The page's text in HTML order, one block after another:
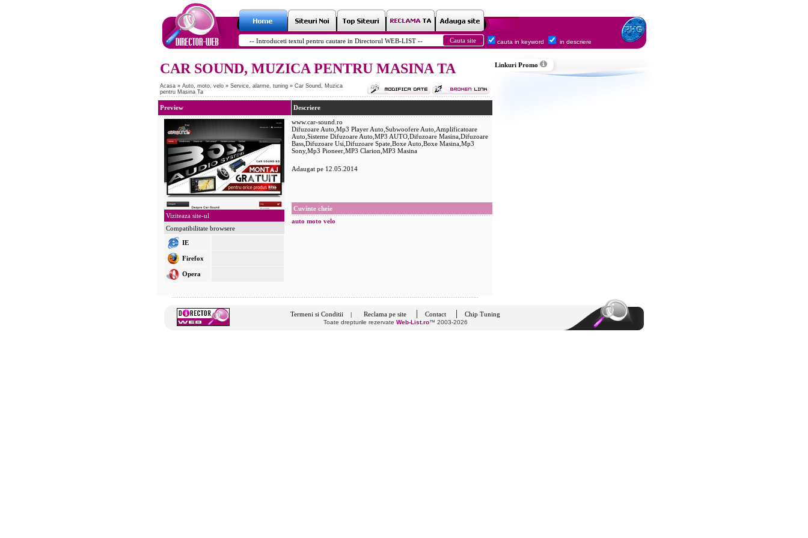
cauta in keyword in descriere
CAR SOUND, MUZICA PENTRU MASINA TA
Acasa » Auto, moto, velo » Service, alarme, tuning » Car Sound, Muzica
pentru Masina Ta
Preview
Viziteaza site-ul
Compatibilitate browsere
IE
Firefox
Opera
Descriere
www.car-sound.ro
Difuzoare Auto,Mp3 Player Auto,Subwoofere Auto,Amplificatoare
Auto,Sisteme Difuzoare Auto,MP3 AUTO,Difuzoare Masina,Difuzoare
Bass,Difuzoare Usi,Difuzoare Spate,Boxe Auto,Boxe Masina,Mp3
Sony,Mp3 Pioneer,MP3 Clarion,MP3 Masina
Adaugat pe 12.05.2014
Cuvinte cheie
auto moto velo
Linkuri Promo
Termeni si Conditii Reclama pe site | Contact | Chip Tuning
Toate drepturile rezervate Web-List.ro™ 2003-2026